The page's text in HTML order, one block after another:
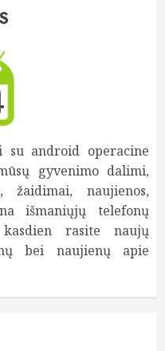
su android operacine
gyvenimo dalimi,
žaidimai, naujienos,
išmaniųjų telefonų
kasdien rasite naujų
bei naujienų apie